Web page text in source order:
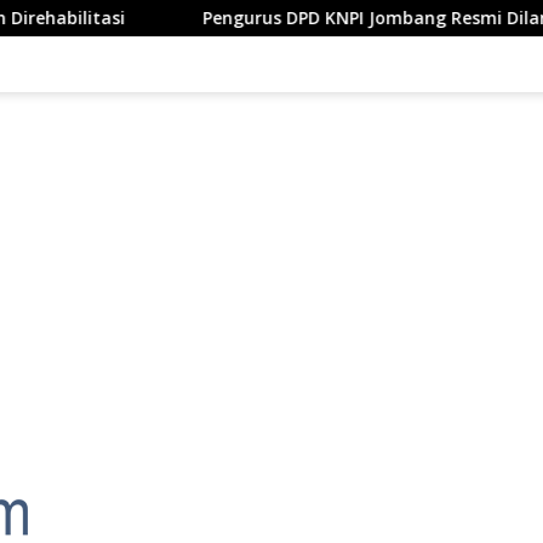
Pengurus DPD KNPI Jombang Resmi Dilantik, Bupati